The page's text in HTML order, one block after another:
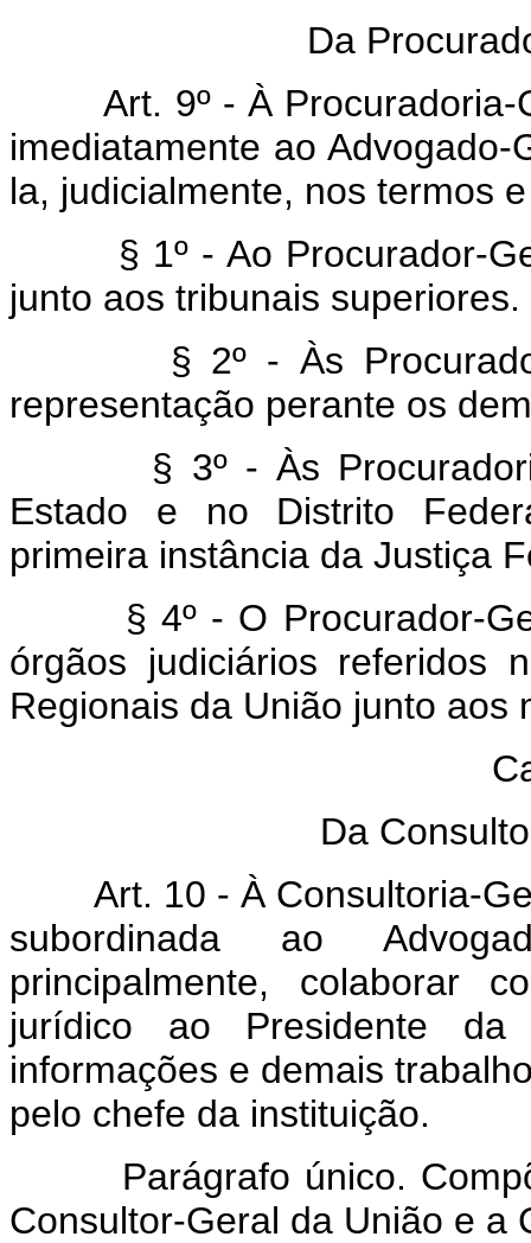
Da
Art. 9º - À
imediatamente ao
la, judicialmente, nos termos
§ 1º - Ao Procurador-
junto aos tribunais superiores.
§ 2º - Às
representação perante os
§ 3º - Às
Estado e no Distrito
primeira instância da Justiça
§ 4º - O Procurador-
órgãos judiciários referidos
Regionais da União junto aos
Da
Art. 10 - À Consultoria-
subordinada ao
principalmente, colaborar
jurídico ao Presidente da
informações e demais
pelo chefe da instituição.
Parágrafo único.
Consultor-Geral da União e a